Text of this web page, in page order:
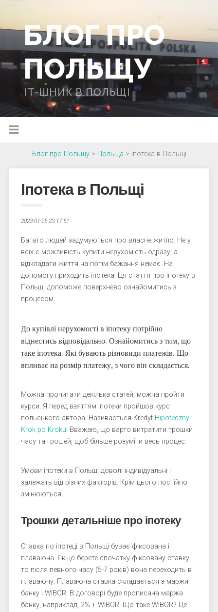
БЛОГ ПРО
ПОЛЬЩУ
IT-ШНИК В ПОЛЬЩІ
Блог про Польщу> Польща > Іпотека в Польщі
Іпотека в Польщі
2023-01-25 23:17:51
Багато людей задумуються про власне житло. Не у
всіх є можливість купити нерухомість одразу, а
відкладати життя на потім бажання немає. На
допомогу приходить іпотека. Ця стаття про іпотеку в
Польщі допоможе поверхнево ознайомитись з
процесом.
До купівлі нерухомості в іпотеку потрібно
віднестись відповідально. Ознайомитись з тим, що
таке іпотека. Які бувають різновиди платежів. Що
впливає на розмір платежу, з чого він складається.
Можна прочитати декілька статей, можна пройти
курси. Я перед взяттям іпотеки пройшов курс
польського автора. Називається Kredyt Hipoteczny
Krok po Kroku. Вважаю, що варто витратити трошки
часу та грошей, щоб більше розуміти весь процес.
Умови іпотеки в Польщі доволі індивідуальні і
залежать від різних факторів. Крім цього постійно
змінюються.
Трошки детальніше про іпотеку
Ставка по іпотеці в Польщі буває фіксована і
плаваюча. Якщо берете спочатку фіксовану ставку,
то після певного часу (5-7 років) вона переходить в
плаваючу. Плаваюча ставка складається з маржи
банку і WIBOR. В договорі буде прописана маржа
банку, наприклад, 2% + WIBOR. Що таке WIBOR? Це